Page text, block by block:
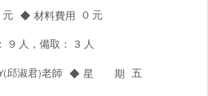
◆ 材料費用 0 元
9 人，備取： 3 人
邱淑君)老師 ◆ 星 期 五